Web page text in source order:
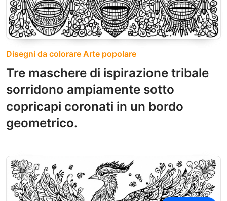
Disegni da colorare Arte popolare
Tre maschere di ispirazione tribale
sorridono ampiamente sotto
copricapi coronati in un bordo
geometrico.